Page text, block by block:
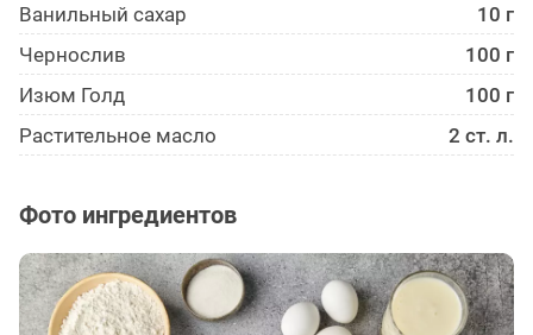
Ванильный сахар
10 г
Чернослив
100 г
Изюм Голд
100 г
Растительное масло
2 ст. л.
Фото ингредиентов